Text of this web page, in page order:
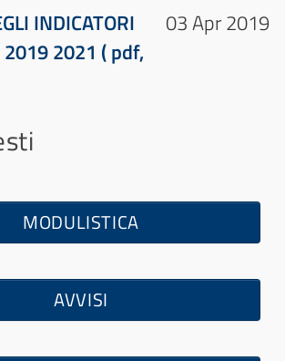
×
INDICATORI
2019 2021 ( pdf,
03 Apr 2019
MODULISTICA
AVVISI